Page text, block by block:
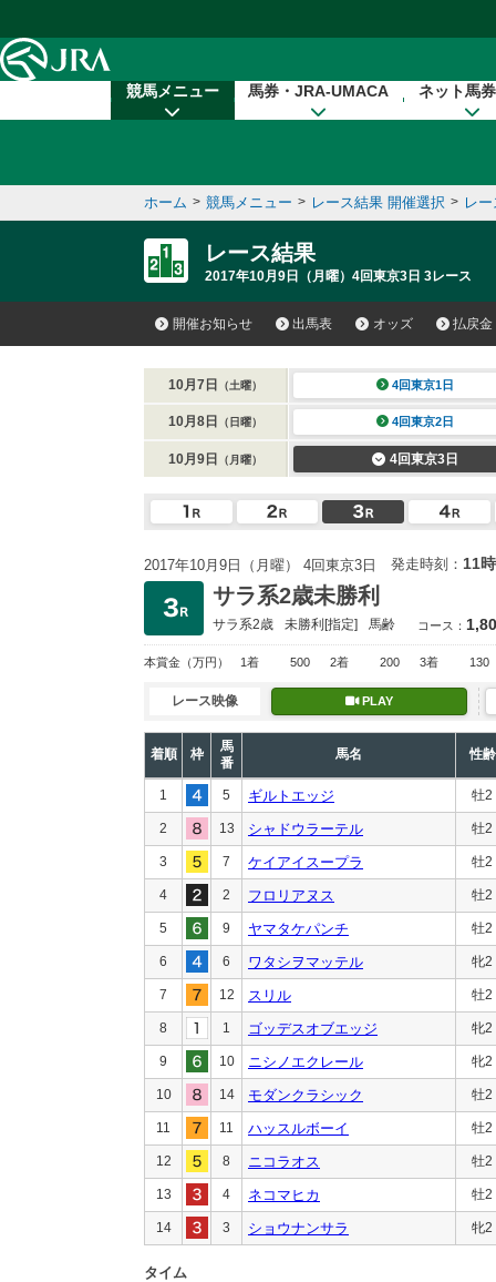
競馬メニュー 馬券・JRA-UMACA ネット馬
ホーム > 競馬メニュー > レース結果 開催選択 > レ
レース結果
2017年10月9日（月曜）4回東京3日 3レース
開催お知らせ 出馬表 オッズ 払戻金
10月7日 （土曜） 4回東京1日
10月8日 （日曜） 4回東京2日
10月9日 （月曜） 4回東京3日
2017年10月9日（月曜） 4回東京3日 発走時刻： 11
サラ系2歳未勝利
サラ系2歳 未勝利[指定] 馬齢 コース：
本賞金 （万円） 1着 500 2着 200 3着 130
レース映像 PLAY
着順 枠
馬
番
馬名 性齢
1 5 ギルトエッジ 牡2
2 13 シャドウラーテル 牡2
3 7 ケイアイスープラ 牡2
4 2 フロリアヌス 牡2
5 9 ヤマタケパンチ 牡2
6 6 ワタシヲマッテル 牝2
7 12 スリル 牡2
8 1 ゴッデスオブエッジ 牝2
9 10 ニシノエクレール 牝2
10 14 モダンクラシック 牡2
11 11 ハッスルボーイ 牡2
12 8 ニコラオス 牡2
13 4 ネコマヒカ 牡2
14 3 ショウナンサラ 牝2
タイム